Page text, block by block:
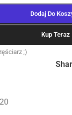
Dodaj Do
Kup Teraz
;)